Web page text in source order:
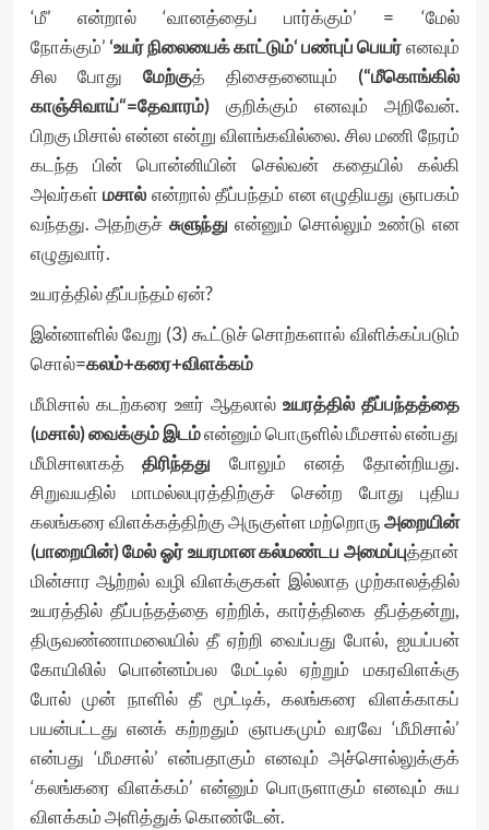
‘மீ’ என்றால் ‘வானத்தைப் பார்க்கும்’ = ‘மேல்
நோக்கும்’‘உயர்நிலையைக்காட்டும்‘பண்புப் பெயர்எனவும்
சில போது மேற்குத் திசைதனையும் (“மீகொங்கில்
காஞ்சிவாய்“=தேவாரம்)
குறிக்கும் எனவும் அறிவேன்.
பிறகு மிசால் என்ன என்று விளங்கவில்லை. சில மணி நேரம்
கடந்த பின் பொன்னியின் செல்வன் கதையில் கல்கி
அவர்கள் மசால் என்றால் தீப்பந்தம் என எழுதியது ஞாபகம்
வந்தது. அதற்குச்சுளுந்து என்னும் சொல்லும் உண்டு என
எழுதுவார்.
உயரத்தில் தீப்பந்தம் ஏன்?
இன்னாளில் வேறு (3) கூட்டுச் சொற்களால் விளிக்கப்படும்
சொல்=கலம்+கரை+விளக்கம்
மீமிசால் கடற்கரை ஊர் ஆதலால் உயரத்தில் தீப்பந்தத்தை
(மசால்)வைக்கும்இடம்என்னும் பொருளில் மீமசால் என்பது
மீமிசாலாகத்திரிந்தது போலும் எனத் தோன்றியது.
சிறுவயதில் மாமல்லபுரத்திற்குச் சென்ற போது புதிய
கலங்கரை விளக்கத்திற்கு அருகுள்ள மற்றொருஅறையின்
(பாறையின்)மேல்ஓர்உயரமானகல்மண்டப அமைப்புத்தான்
மின்சார ஆற்றல் வழி விளக்குகள் இல்லாத முற்காலத்தில்
உயரத்தில் தீப்பந்தத்தை ஏற்றிக், கார்த்திகை தீபத்தன்று,
திருவண்ணாமலையில் தீ ஏற்றி வைப்பது போல், ஐயப்பன்
கோயிலில் பொன்னம்பல மேட்டில் ஏற்றும் மகரவிளக்கு
போல் முன் நாளில் தீ மூட்டிக், கலங்கரை விளக்காகப்
பயன்பட்டது எனக் கற்றதும் ஞாபகமும் வரவே ‘மீமிசால்’
என்பது ‘மீமசால்’ என்பதாகும் எனவும் அச்சொல்லுக்குக்
‘கலங்கரை விளக்கம்’ என்னும் பொருளாகும் எனவும் சுய
விளக்கம் அளித்துக் கொண்டேன்.